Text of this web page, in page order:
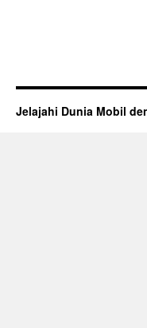
Jelajahi Dunia Mobil